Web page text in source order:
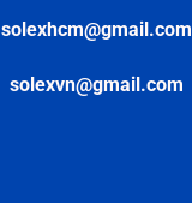
solexhcm@gmail.com
solexvn@gmail.com